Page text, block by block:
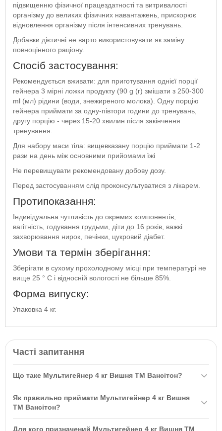
підвищенню фізичної працездатності та витривалості
організму до великих фізичних навантажень, прискорює
відновлення організму після інтенсивних тренувань.
Добавки дієтичні не варто використовувати як заміну
повноцінного раціону.
Спосіб застосування:
Рекомендується вживати: для приготування однієї порції
гейнера 3 мірні ложки продукту (90 g (г) змішати з 250-300
ml (мл) рідини (води, знежиреного молока). Одну порцію
гейнера приймати за одну-півтори години до тренувань,
другу порцію - через 15-20 хвилин після закінчення
тренування.
Для набору маси тіла: вищевказану порцію приймати 1-2
рази на день між основними прийомами їжі
Не перевищувати рекомендовану добову дозу.
Перед застосуванням слід проконсультуватися з лікарем.
Протипоказання:
Індивідуальна чутливість до окремих компонентів,
вагітність, годування грудьми, діти до 16 років, важкі
захворювання нирок, печінки, цукровий діабет.
Умови та термін зберігання:
Зберігати в сухому прохолодному місці при температурі не
вище 25 ° С і відносній вологості не більше 85%.
Форма випуску:
Упаковка 4 кг.
Часті запитання
Що таке Мультигейнер 4 кг Вишня ТМ Вансітон?
білковий продукт на основі сироваткового білкового
Як правильно приймати Мультигейнер 4 кг Вишня
ТМ Вансітон?
Для кого призначений Мультигейнер 4 кг Вишня ТМ